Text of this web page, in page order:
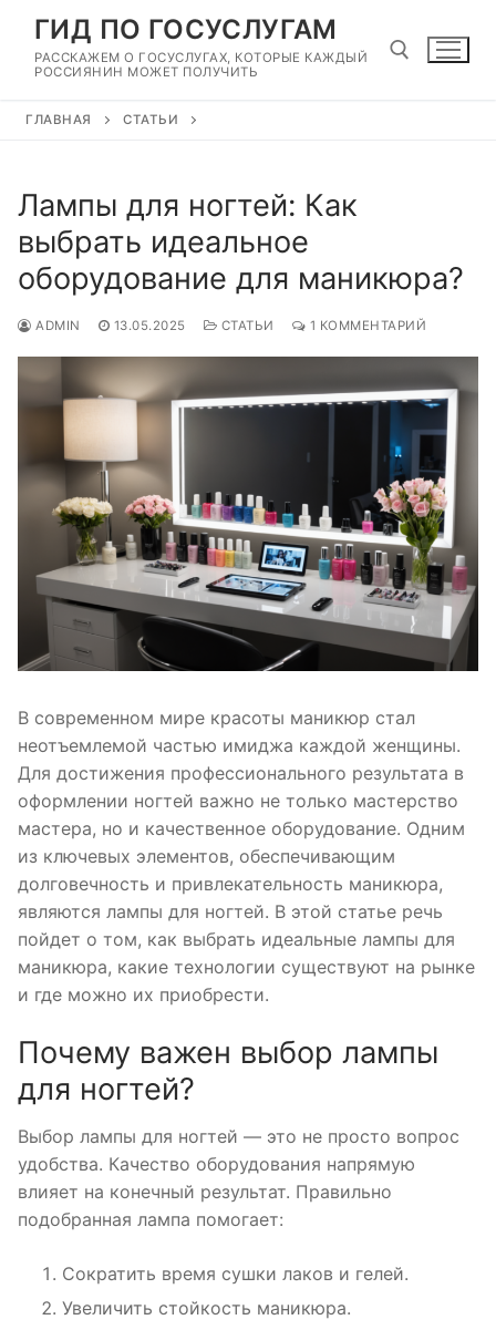
Перейти
содержимому
ГИД ПО ГОСУСЛУГАМ
РАССКАЖЕМ О ГОСУСЛУГАХ, КОТОРЫЕ КАЖДЫЙ
РОССИЯНИН МОЖЕТ ПОЛУЧИТЬ
ГЛАВНАЯ СТАТЬИ
Лампы для ногтей: Как
выбрать идеальное
оборудование для маникюра?
ADMIN 13.05.2025 СТАТЬИ 1 КОММЕНТАРИЙ
В современном мире красоты маникюр стал
неотъемлемой частью имиджа каждой женщины.
Для достижения профессионального результата в
оформлении ногтей важно не только мастерство
мастера, но и качественное оборудование. Одним
из ключевых элементов, обеспечивающим
долговечность и привлекательность маникюра,
являются лампы для ногтей. В этой статье речь
пойдет о том, как выбрать идеальные лампы для
маникюра, какие технологии существуют на рынке
и где можно их приобрести.
Почему важен выбор лампы
для ногтей?
Выбор лампы для ногтей — это не просто вопрос
удобства. Качество оборудования напрямую
влияет на конечный результат. Правильно
подобранная лампа помогает:
Сократить время сушки лаков и гелей.
Увеличить стойкость маникюра.